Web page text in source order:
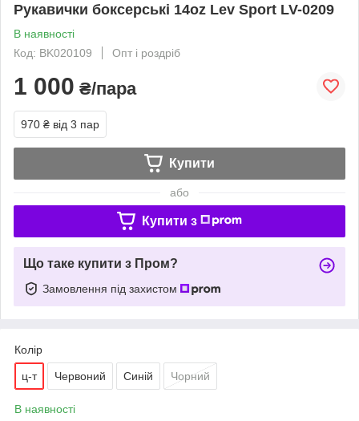
Рукавички боксерські 14oz Lev Sport LV-0209
В наявності
Код: BK020109
Опт і роздріб
1 000 ₴/пара
970 ₴ від 3 пар
Купити
або
Купити з
Що таке купити з Пром?
Замовлення під захистом
Колір
ц-т Червоний Синій Чорний
В наявності